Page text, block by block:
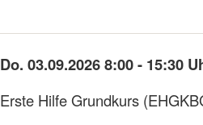
Do. 03.09.2026 8:00 - 15:30
Erste Hilfe Grundkurs